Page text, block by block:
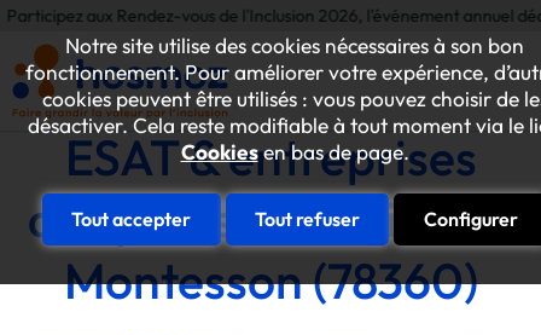
Notre site utilise des cookies nécessaires à son bon
fonctionnement. Pour améliorer votre expérience,
cookies peuvent être utilisés : vous pouvez choisir de
désactiver. Cela reste modifiable à tout moment via le
Cookiesen bas de page.
Tout accepter Tout refuser Configurer
aux Rendez-vous de l'Inclusion 2026, l'événement annuel dédié aux
ESAT & entreprises
adaptées de la ville de
Montesson (78360)